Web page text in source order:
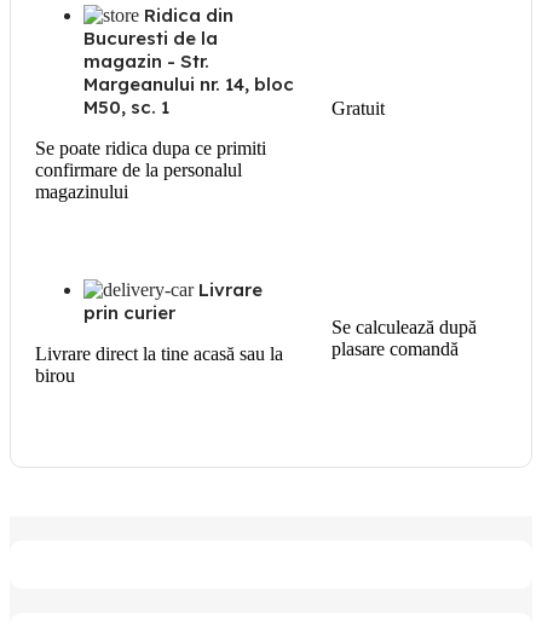
Ridica din
Bucuresti de la
magazin - Str.
Margeanului nr. 14, bloc
M50, sc. 1
Se poate ridica dupa ce primiti
confirmare de la personalul
magazinului
Gratuit
Livrare
prin curier
Livrare direct la tine acasă sau la
birou
Se calculează după
plasare comandă